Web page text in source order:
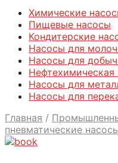
Химические
Пищевые насосы
Кондитерские
Насосы для
Насосы для
Насосы для
Насосы для
Главная /
пневматические